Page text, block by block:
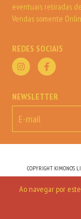
Ao navegar por
eventuais retiradas
Vendas somente
REDES SOCIAIS
NEWSLETTER
COPYRIGHT KIMONOS